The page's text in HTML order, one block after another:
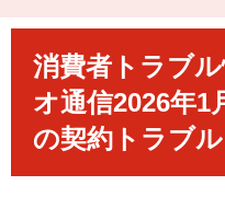
本
消費者トラブ
オ通信2026年1
の契約トラブル